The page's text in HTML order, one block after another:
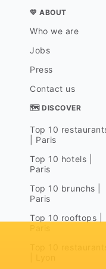
entaire choc.
World
e Gabriela
r Arte en juillet
tres
es et leur
eurs. En
de six tonnes,
s yeux des
a plus tard
lui a avalé un
ndale et de
l'accident à
l'affaire mais
cumentaire
l'âge de 2
sé toute sa
dressée au
etée par le
💛 ABOUT
Who we are
Jobs
Press
Contact us
🗺 DISCOVER
Top 10
| Paris
Top 10 hotels |
Paris
Top 10 brunchs |
Paris
Top 10 rooftops |